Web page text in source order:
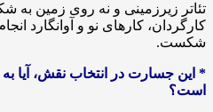
تئاتر زیرزمینی و نه روی زمین به
کارگردان، کارهای نو و آوانگارد
شکست.
* این جسارت در انتخاب نقش، آیا
است؟